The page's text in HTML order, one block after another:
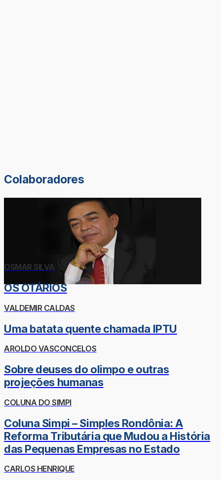
Colaboradores
OSMAR SILVA
OS OTÁRIOS
VALDEMIR CALDAS
Uma batata quente chamada IPTU
AROLDO VASCONCELOS
Sobre deuses do olimpo e outras
projeções humanas
COLUNA DO SIMPI
Coluna Simpi – Simples Rondônia: A
Reforma Tributária que Mudou a História
das Pequenas Empresas no Estado
CARLOS HENRIQUE